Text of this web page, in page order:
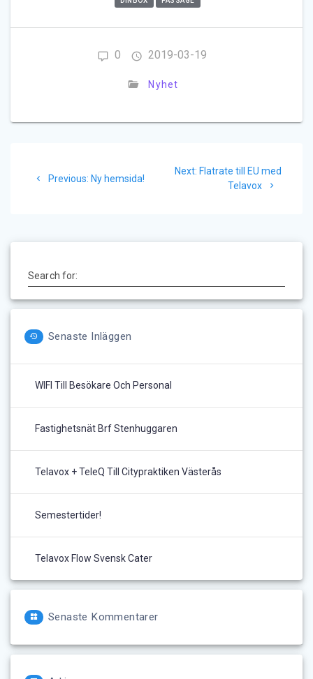
0 2019-03-19
Nyhet
Previous: Previous
Ny hemsida!
Next: Next
Flatrate till EU med
Telavox
Search for:
Senaste Inläggen
WIFI Till Besökare Och Personal
Fastighetsnät Brf Stenhuggaren
Telavox + TeleQ Till Citypraktiken Västerås
Semestertider!
Telavox Flow Svensk Cater
Senaste Kommentarer